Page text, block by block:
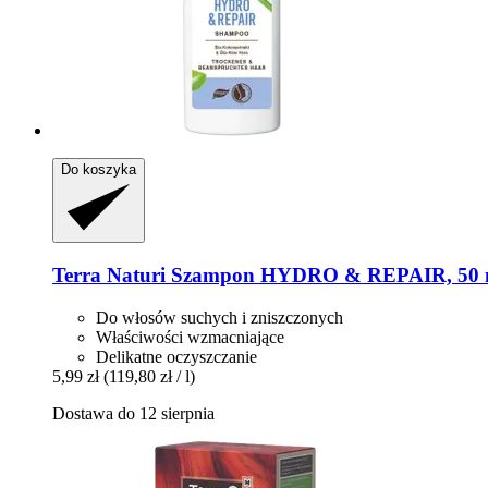
Do koszyka
Terra Naturi Szampon HYDRO & REPAIR, 50
Do włosów suchych i zniszczonych
Właściwości wzmacniające
Delikatne oczyszczanie
5,99 zł (119,80 zł / l)
Dostawa do 12 sierpnia